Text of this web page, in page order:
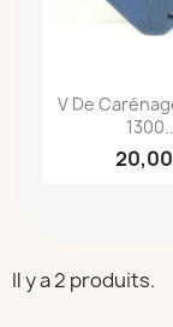
V De
Il y a 2 produits.